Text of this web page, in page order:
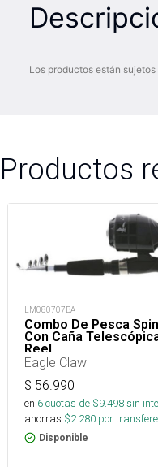
Los productos están
Productos
LM080707BA
Combo De Pesca
Con Caña
Reel
Eagle Claw
$ 56.990
en 6cuotas de $9.498sin
ahorras $2.280 por
Disponible